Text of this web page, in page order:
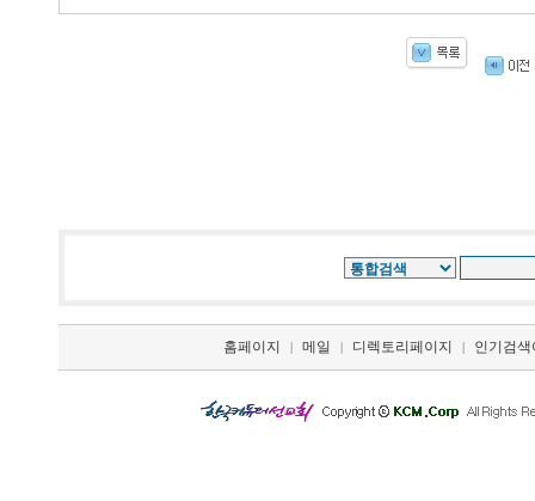
홈페이지 | 메일 | 디렉토리페이지 | 인기검색